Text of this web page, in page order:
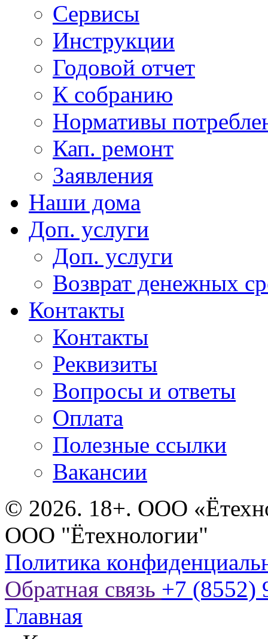
Сервисы
Инструкции
Годовой отчет
К собранию
Нормативы
Кап. ремонт
Заявления
Наши дома
Доп. услуги
Доп. услуги
Возврат денежных
Контакты
Контакты
Реквизиты
Вопросы и ответы
Оплата
Полезные ссылки
Вакансии
© 2026. 18+. ООО
ООО "Ётехнологии"
Политика
Обратная связь +7 (8552)
Главная